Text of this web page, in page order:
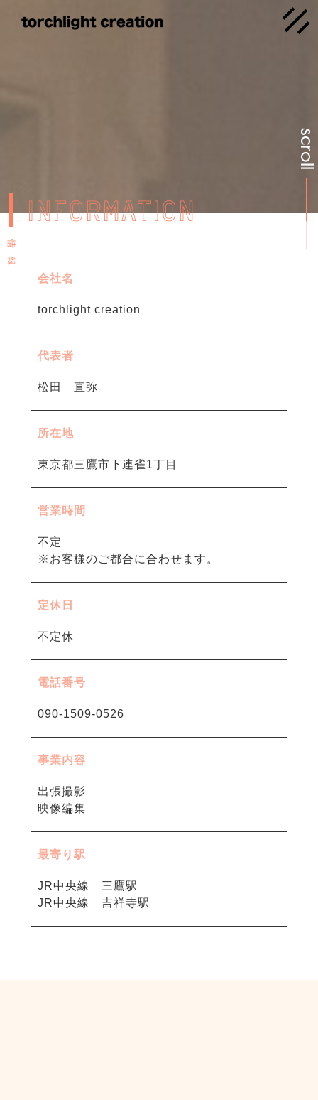
scroll
INFORMATION
情
報 会社名
torchlight creation
代表者
松田 直弥
所在地
東京都三鷹市下連雀1丁目
営業時間
不定
※お客様のご都合に合わせます。
定休日
不定休
電話番号
090-1509-0526
事業内容
出張撮影
映像編集
最寄り駅
JR中央線 三鷹駅
JR中央線 吉祥寺駅